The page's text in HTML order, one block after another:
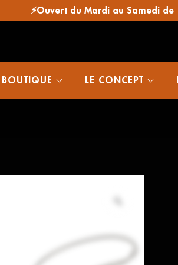
⚡Ouvert du Mardi au Samedi de
LE CONCEPT